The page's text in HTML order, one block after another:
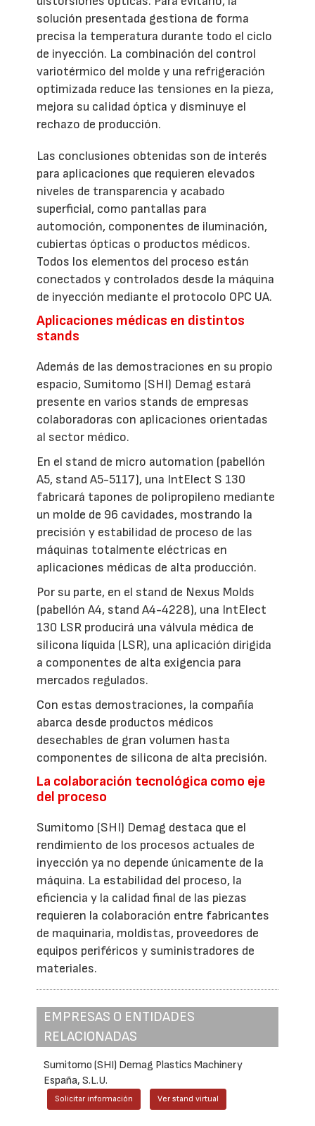
solución presentada gestiona de forma
precisa la temperatura durante todo el ciclo
de inyección. La combinación del control
variotérmico del molde y una refrigeración
optimizada reduce las tensiones en la pieza,
mejora su calidad óptica y disminuye el
rechazo de producción.
Las conclusiones obtenidas son de interés
para aplicaciones que requieren elevados
niveles de transparencia y acabado
superficial, como pantallas para
automoción, componentes de iluminación,
cubiertas ópticas o productos médicos.
Todos los elementos del proceso están
conectados y controlados desde la máquina
de inyección mediante el protocolo OPC UA.
Aplicaciones médicas en distintos
stands
Además de las demostraciones en su propio
espacio, Sumitomo (SHI) Demag estará
presente en varios stands de empresas
colaboradoras con aplicaciones orientadas
al sector médico.
En el stand de micro automation (pabellón
A5, stand A5-5117), una IntElect S 130
fabricará tapones de polipropileno mediante
un molde de 96 cavidades, mostrando la
precisión y estabilidad de proceso de las
máquinas totalmente eléctricas en
aplicaciones médicas de alta producción.
Por su parte, en el stand de Nexus Molds
(pabellón A4, stand A4-4228), una IntElect
130 LSR producirá una válvula médica de
silicona líquida (LSR), una aplicación dirigida
a componentes de alta exigencia para
mercados regulados.
Con estas demostraciones, la compañía
abarca desde productos médicos
desechables de gran volumen hasta
componentes de silicona de alta precisión.
La colaboración tecnológica como eje
del proceso
Sumitomo (SHI) Demag destaca que el
rendimiento de los procesos actuales de
inyección ya no depende únicamente de la
máquina. La estabilidad del proceso, la
eficiencia y la calidad final de las piezas
requieren la colaboración entre fabricantes
de maquinaria, moldistas, proveedores de
equipos periféricos y suministradores de
materiales.
EMPRESAS O ENTIDADES
RELACIONADAS
Sumitomo (SHI) Demag Plastics Machinery
España, S.L.U.
Solicitar información Ver stand virtual